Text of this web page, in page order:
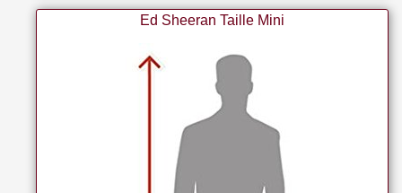
Ed Sheeran Taille Mini